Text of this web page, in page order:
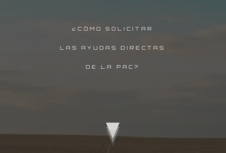
¿CÓMO SOLICITAR
LAS AYUDAS DIRECTAS
DE LA PAC?